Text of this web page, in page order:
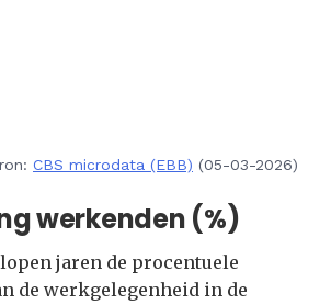
CBS microdata (EBB) (05-03-2026)
werkenden (%)
jaren de procentuele
de werkgelegenheid in de